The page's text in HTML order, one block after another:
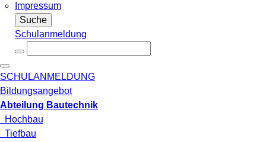
Impressum
Suche
Schulanmeldung
SCHULANMELDUNG
Bildungsangebot
Abteilung Bautechnik
Hochbau
Tiefbau